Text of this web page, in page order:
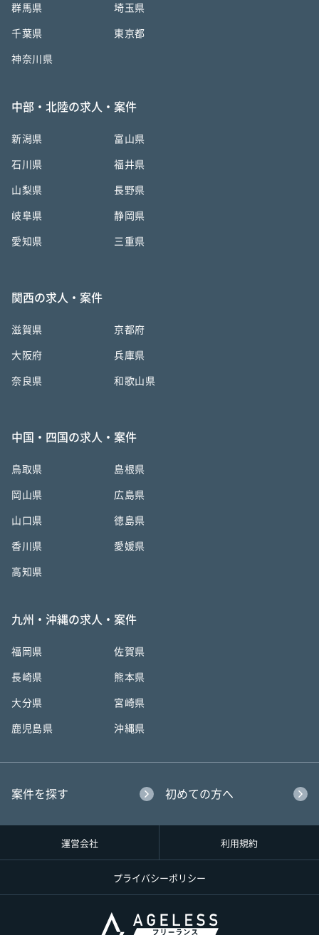
群馬県 埼玉県
千葉県 東京都
神奈川県
中部・北陸の求人・案件
新潟県 富山県
石川県 福井県
山梨県 長野県
岐阜県 静岡県
愛知県 三重県
関西の求人・案件
滋賀県 京都府
大阪府 兵庫県
奈良県 和歌山県
中国・四国の求人・案件
鳥取県 島根県
岡山県 広島県
山口県 徳島県
香川県 愛媛県
高知県
九州・沖縄の求人・案件
福岡県 佐賀県
長崎県 熊本県
大分県 宮崎県
鹿児島県 沖縄県
案件を探す 初めての方へ
運営会社 利用規約
プライバシーポリシー